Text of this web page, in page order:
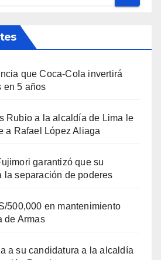
que Coca-Cola invertirá
en 5 años
Rubio a la alcaldía de Lima le
a Rafael López Aliaga
garantizó que su
la separación de poderes
500,000 en mantenimiento
de Armas
a su candidatura a la alcaldía